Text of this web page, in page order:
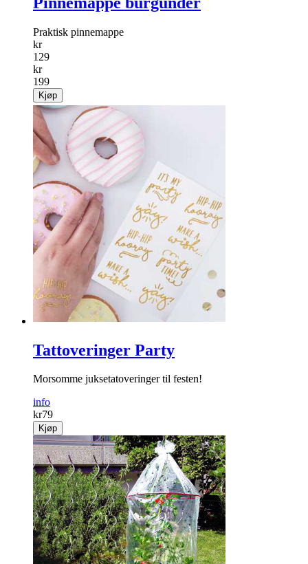
Praktisk pinnemappe
kr
129
kr
199
Kjøp
Tattoveringer Party
Morsomme juksetatoveringer til festen!
info
kr79
Kjøp